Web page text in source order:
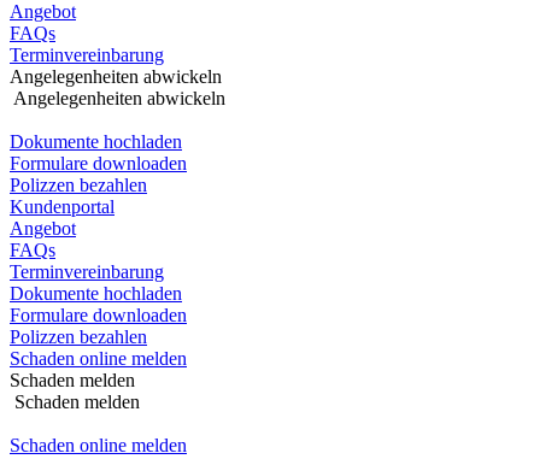
Angebot
FAQs
Terminvereinbarung
Angelegenheiten abwickeln
Angelegenheiten abwickeln
Dokumente hochladen
Formulare downloaden
Polizzen bezahlen
Kundenportal
Angebot
FAQs
Terminvereinbarung
Dokumente hochladen
Formulare downloaden
Polizzen bezahlen
Schaden online melden
Schaden melden
Schaden melden
Schaden online melden